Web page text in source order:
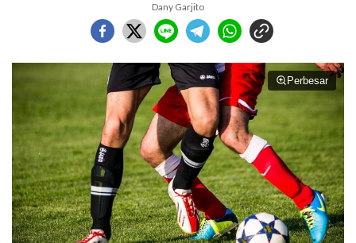
Dany Garjito
Perbesar